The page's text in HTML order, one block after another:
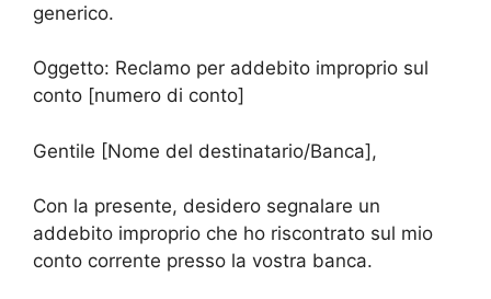
generico.
Oggetto: Reclamo per addebito improprio sul
conto [numero di conto]
Gentile [Nome del destinatario/Banca],
Con la presente, desidero segnalare un
addebito improprio che ho riscontrato sul mio
conto corrente presso la vostra banca.